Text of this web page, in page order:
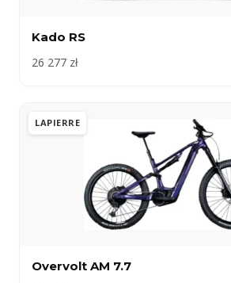
Kado RS
26 277 zł
LAPIERRE
Overvolt AM 7.7